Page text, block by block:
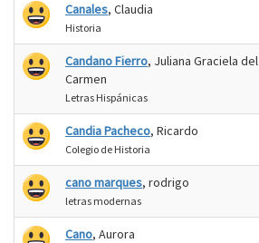
Canales, Claudia
Historia
Candano Fierro, Juliana Graciela del
Carmen
Letras Hispánicas
Candia Pacheco, Ricardo
Colegio de Historia
cano marques, rodrigo
letras modernas
Cano, Aurora